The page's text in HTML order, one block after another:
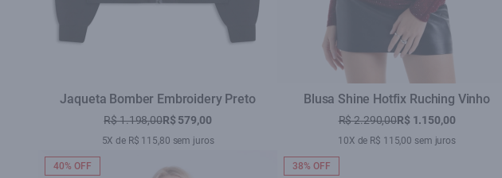
Jaqueta Bomber Embroidery Preto
R$ 1.198,00R$ 579,00
5X de R$ 115,80 sem juros
Blusa Shine Hotfix Ruching Vinho
R$ 2.290,00R$ 1.150,00
10X de R$ 115,00 sem juros
40% OFF 38% OFF